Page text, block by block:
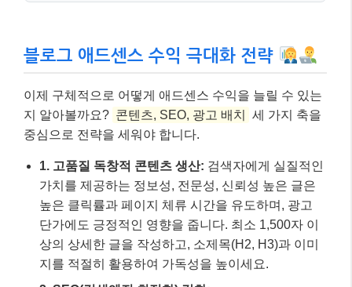
블로그 애드센스 수익 극대화 전략
이제 구체적으로 어떻게 애드센스 수익을 늘릴 수 있는
지 알아볼까요? 콘텐츠, SEO, 광고 배치
세 가지 축을
중심으로 전략을 세워야 합니다.
1. 고품질 독창적 콘텐츠 생산: 검색자에게 실질적인
가치를 제공하는 정보성, 전문성, 신뢰성 높은 글은
높은 클릭률과 페이지 체류 시간을 유도하며, 광고
단가에도 긍정적인 영향을 줍니다. 최소 1,500자 이
상의 상세한 글을 작성하고, 소제목(H2, H3)과 이미
지를 적절히 활용하여 가독성을 높이세요.